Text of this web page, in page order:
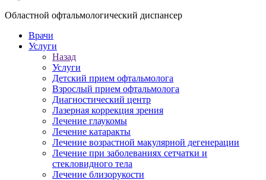
Областной офтальмологический диспансер
Врачи
Услуги
Назад
Услуги
Детский прием офтальмолога
Взрослый прием офтальмолога
Диагностический центр
Лазерная коррекция зрения
Лечение глаукомы
Лечение катаракты
Лечение возрастной макулярной дегенерации
Лечение при заболеваниях сетчатки и
стекловидного тела
Лечение близорукости